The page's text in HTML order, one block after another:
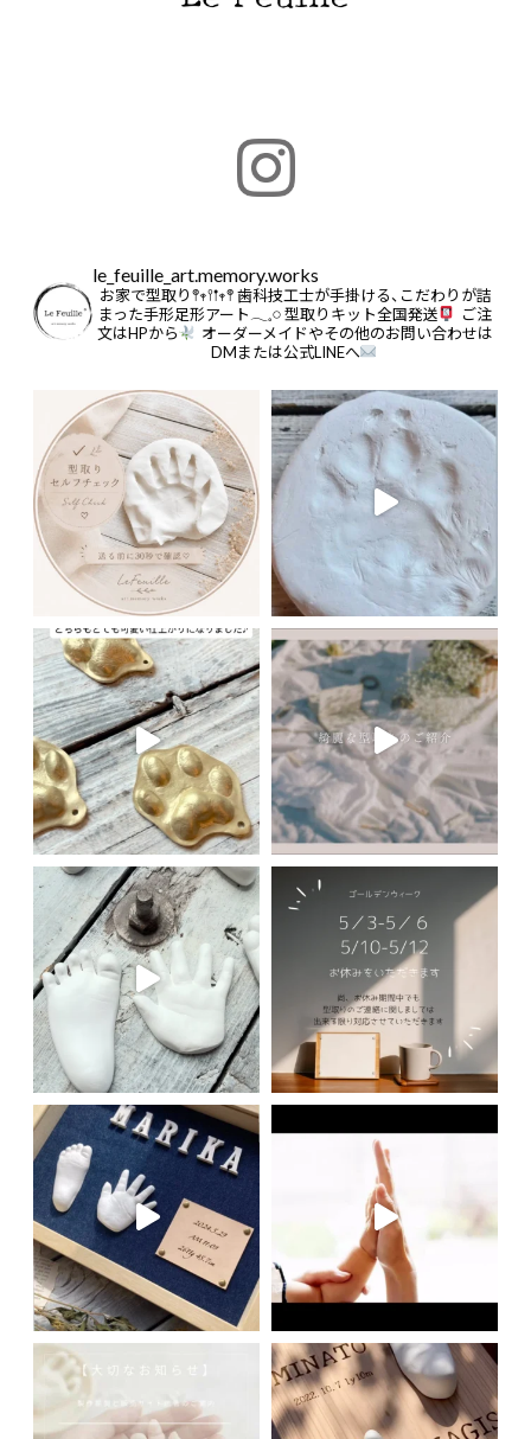
le_feuille_art.memory.works
お家で型取り𖤣𖥧𖥣𖡡𖥧𖤣歯科技工士が手掛ける、こだわりが詰
まった手形足形アート𓂃𓈒𓏸型取りキット全国発送
ご注
文はHPから
オーダーメイドやその他のお問い合わせは
DMまたは公式LINEへ